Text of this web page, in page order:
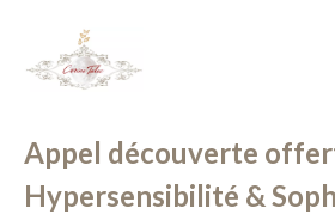
Appel découverte
Hypersensibilité &